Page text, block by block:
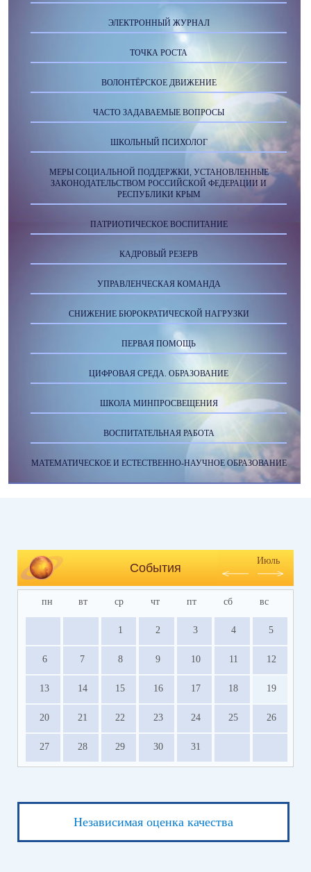
ЭЛЕКТРОННЫЙ ЖУРНАЛ
ТОЧКА РОСТА
ВОЛОНТЁРСКОЕ ДВИЖЕНИЕ
ЧАСТО ЗАДАВАЕМЫЕ ВОПРОСЫ
ШКОЛЬНЫЙ ПСИХОЛОГ
МЕРЫ СОЦИАЛЬНОЙ ПОДДЕРЖКИ, УСТАНОВЛЕННЫЕ
ЗАКОНОДАТЕЛЬСТВОМ РОССИЙСКОЙ ФЕДЕРАЦИИ И
РЕСПУБЛИКИ КРЫМ
ПАТРИОТИЧЕСКОЕ ВОСПИТАНИЕ
КАДРОВЫЙ РЕЗЕРВ
УПРАВЛЕНЧЕСКАЯ КОМАНДА
СНИЖЕНИЕ БЮРОКРАТИЧЕСКОЙ НАГРУЗКИ
ПЕРВАЯ ПОМОЩЬ
ЦИФРОВАЯ СРЕДА. ОБРАЗОВАНИЕ
ШКОЛА МИНПРОСВЕЩЕНИЯ
ВОСПИТАТЕЛЬНАЯ РАБОТА
МАТЕМАТИЧЕСКОЕ И ЕСТЕСТВЕННО-НАУЧНОЕ ОБРАЗОВАНИЕ
События
Июль
пн вт ср чт пт сб вс
1 2 3 4 5
6 7 8 9 10 11 12
13 14 15 16 17 18 19
20 21 22 23 24 25 26
27 28 29 30 31
Независимая оценка качества